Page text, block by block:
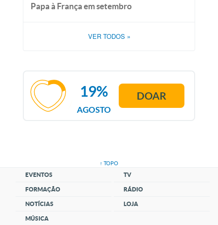
Papa à França em setembro
VER TODOS »
AGOSTO
19% DOAR
↑ TOPO
EVENTOS
FORMAÇÃO
NOTÍCIAS
MÚSICA
TV
RÁDIO
LOJA